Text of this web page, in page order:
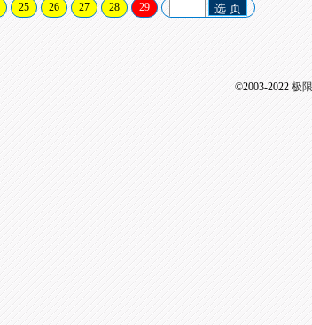
25 26 27 28 29 选 页
©2003-2022 极